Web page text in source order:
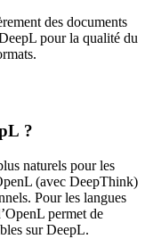
des documents
pour la qualité du
?
naturels pour les
(avec DeepThink)
Pour les langues
permet de
sur DeepL.